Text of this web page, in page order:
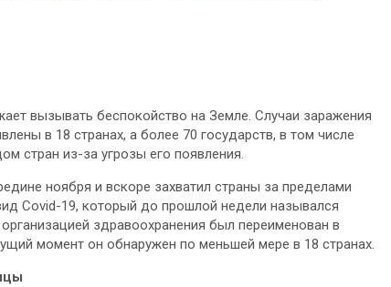
вызывать беспокойство на Земле. Случаи заражения
в 18 странах, а более 70 государств, в том числе
стран из-за угрозы его появления.
ноября и вскоре захватил страны за пределами
Covid-19, который до прошлой недели назывался
здравоохранения был переименован в
момент он обнаружен по меньшей мере в 18 странах.